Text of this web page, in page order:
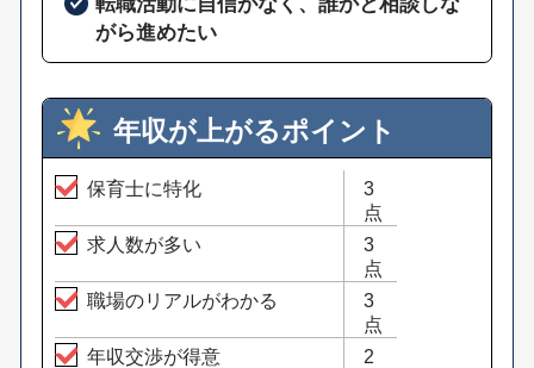
がら進めたい
年収が上がるポイント
保育士に特化
3
点
求人数が多い
3
点
職場のリアルがわかる
3
点
年収交渉が得意
2